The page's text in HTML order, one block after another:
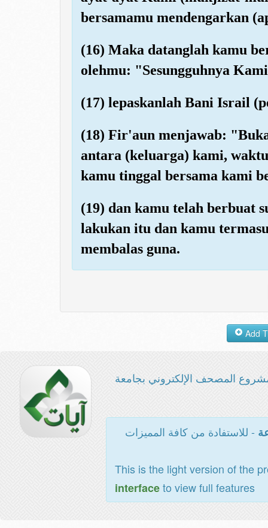
bersamamu mendengarkan
(16) Maka datanglah kamu
olehmu: "Sesungguhnya
(17) lepaskanlah Bani Israil
(18) Fir'aun menjawab:
antara (keluarga) kami,
kamu tinggal bersama kami
(19) dan kamu telah berbuat
lakukan itu dan kamu
membalas guna.
المصحف الإلكتروني بجامعة
- للاستفادة من كافة المميزات
This is the light version of the
interfaceto view full features